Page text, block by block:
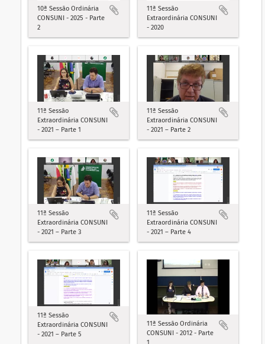
10ª Sessão Ordinária
CONSUNI - 2025 - Parte
2
11ª Sessão
Extraordinária CONSUNI
- 2020
11ª Sessão
Extraordinária CONSUNI
- 2021 – Parte 1
11ª Sessão
Extraordinária CONSUNI
- 2021 – Parte 2
11ª Sessão
Extraordinária CONSUNI
- 2021 – Parte 3
11ª Sessão
Extraordinária CONSUNI
- 2021 – Parte 4
11ª Sessão
Extraordinária CONSUNI
- 2021 – Parte 5
11ª Sessão Ordinária
CONSUNI - 2012 - Parte